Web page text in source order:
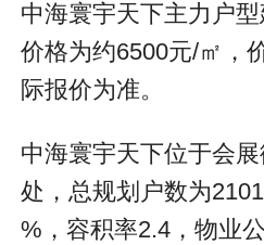
中海寰宇天下主力户型
价格为约6500元/㎡，
际报价为准。
中海寰宇天下位于会
处，总规划户数为
%，容积率2.4，物业